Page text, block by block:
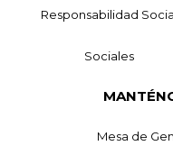
Responsabilidad
Sociales
Mesa de